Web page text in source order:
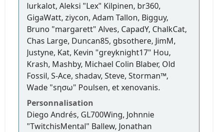
lurkalot, Aleksi "Lex" Kilpinen, br360,
GigaWatt, ziycon, Adam Tallon, Bigguy,
Bruno "margarett" Alves, CapadY, ChalkCat,
Chas Large, Duncan85, gbsothere, JimM,
Justyne, Kat, Kevin "greyknight17" Hou,
Krash, Mashby, Michael Colin Blaber, Old
Fossil, S-Ace, shadav, Steve, Storman™,
Wade "sησω" Poulsen, et xenovanis.
Personnalisation
Diego Andrés, GL700Wing, Johnnie
"TwitchisMental" Ballew, Jonathan